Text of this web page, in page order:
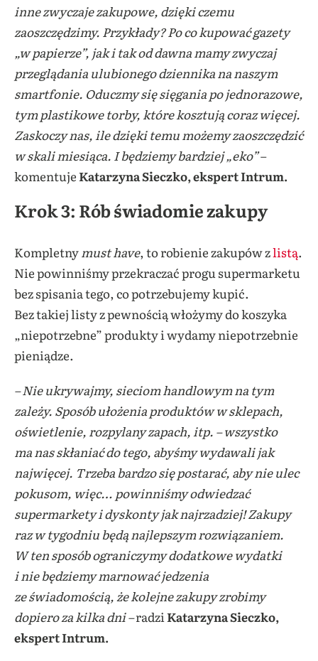
inne zwyczaje zakupowe, dzięki czemu
zaoszczędzimy. Przykłady? Po co kupować gazety
„w papierze”, jak i tak od dawna mamy zwyczaj
przeglądania ulubionego dziennika na naszym
smartfonie. Oduczmy się sięgania po jednorazowe,
tym plastikowe torby, które kosztują coraz więcej.
Zaskoczy nas, ile dzięki temu możemy zaoszczędzić
w skali miesiąca. I będziemy bardziej „eko”–
komentujeKatarzyna Sieczko, ekspert Intrum.
Krok 3: Rób świadomie zakupy
Kompletny must have, to robienie zakupów zlistą.
Nie powinniśmy przekraczać progu supermarketu
bez spisania tego, co potrzebujemy kupić.
Bez takiej listy z pewnością włożymy do koszyka
„niepotrzebne” produkty i wydamy niepotrzebnie
pieniądze.
– Nie ukrywajmy, sieciom handlowym na tym
zależy. Sposób ułożenia produktów w sklepach,
oświetlenie, rozpylany zapach, itp. – wszystko
ma nas skłaniać do tego, abyśmy wydawali jak
najwięcej. Trzeba bardzo się postarać, aby nie ulec
pokusom, więc… powinniśmy odwiedzać
supermarkety i dyskonty jak najrzadziej! Zakupy
raz w tygodniu będą najlepszym rozwiązaniem.
W ten sposób ograniczymy dodatkowe wydatki
i nie będziemy marnować jedzenia
ze świadomością, że kolejne zakupy zrobimy
dopiero za kilka dni –radzi Katarzyna Sieczko,
ekspert Intrum.